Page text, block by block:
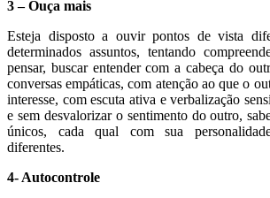
3 – Ouça mais
Esteja disposto a ouvir pontos de vista
determinados assuntos, tentando
pensar, buscar entender com a cabeça do
conversas empáticas, com atenção ao que o
interesse, com escuta ativa e verbalização
e sem desvalorizar o sentimento do outro,
únicos, cada qual com sua
diferentes.
4- Autocontrole